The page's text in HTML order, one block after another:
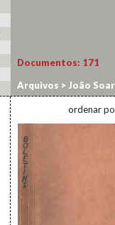
Documentos: 171
Arquivos > João
ordenar